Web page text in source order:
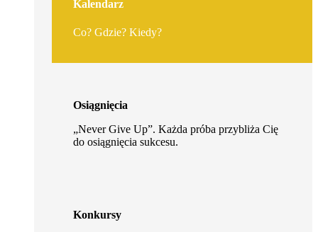
Kalendarz
Co? Gdzie? Kiedy?
Osiągnięcia
„Never Give Up”. Każda próba przybliża Cię
do osiągnięcia sukcesu.
Konkursy